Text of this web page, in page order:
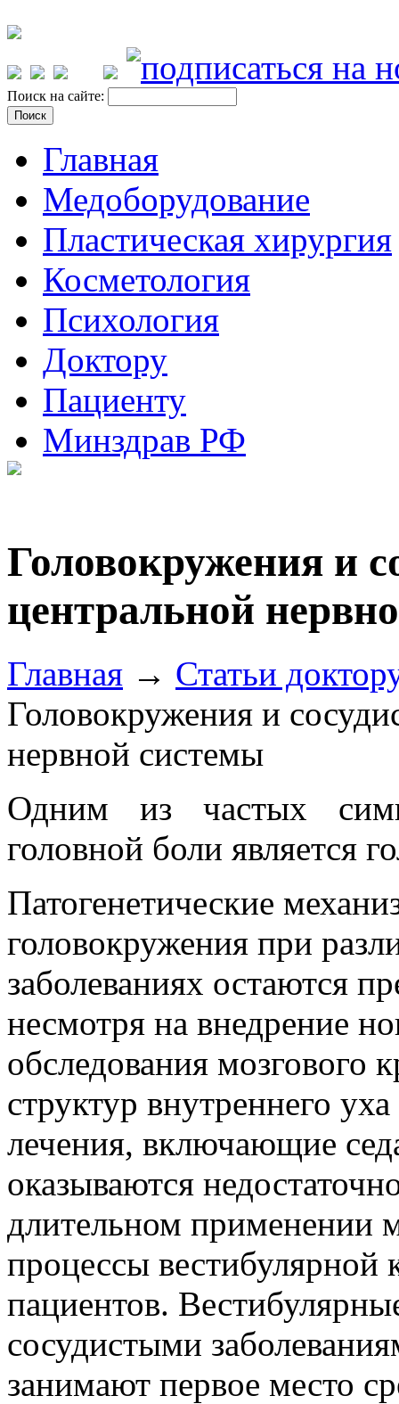
Поиск на сайте:
Главная
Медоборудование
Пластическая хирургия
Косметология
Психология
Доктору
Пациенту
Минздрав РФ
Головокружения и
центральной
Главная → Статьи
Головокружения и
нервной системы
Одним из частых
головной боли является
Патогенетические
головокружения при
заболеваниях остаются
несмотря на внедрение
обследования мозгового
структур внутреннего
лечения, включающие
оказываются
длительном применении
процессы вестибулярной
пациентов.
сосудистыми
занимают первое место